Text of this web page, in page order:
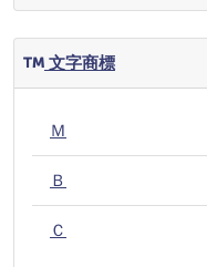
文字商標
Ｍ
Ｂ
Ｃ